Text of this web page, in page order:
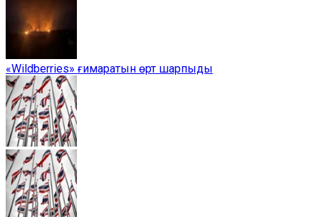
«Wildberries» ғимаратын өрт шарпыды